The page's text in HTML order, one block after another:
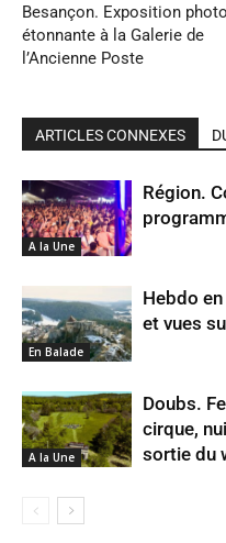
Besançon. Exposition
étonnante à la Galerie de
l’Ancienne Poste
ARTICLES CONNEXES
A la Une
Région.
En Balade
Hebdo
et vues
A la Une
Doubs.
cirque,
sortie du